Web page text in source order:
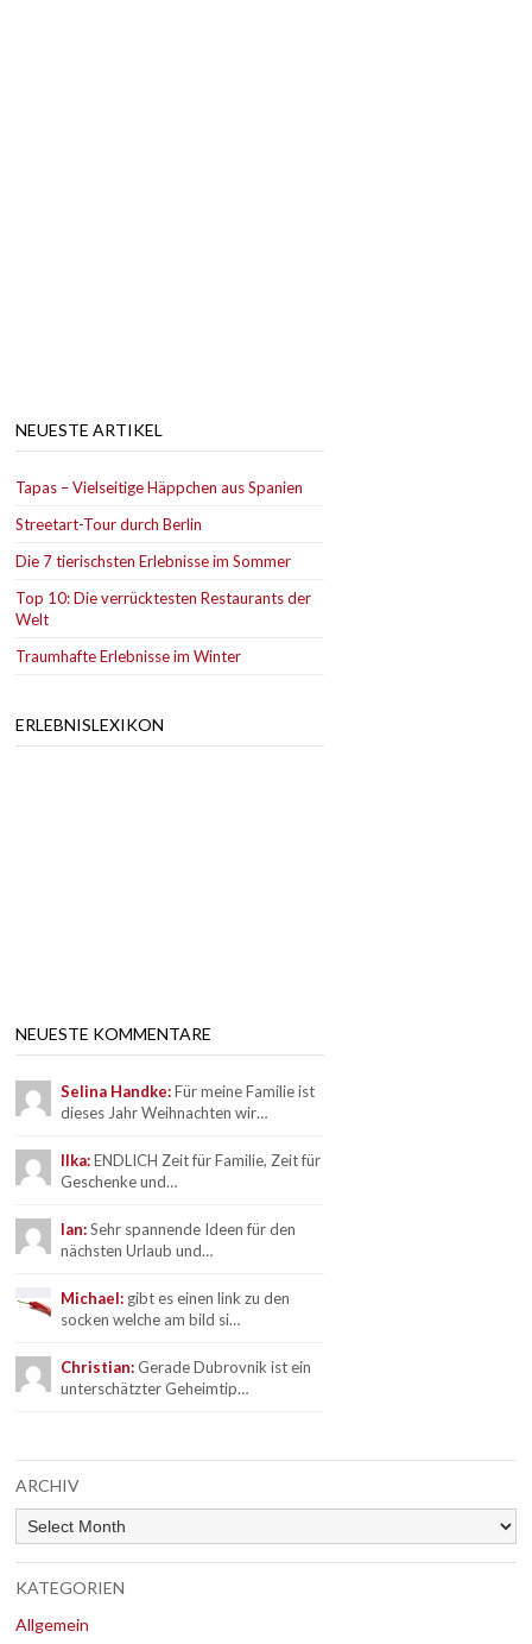
NEUESTE ARTIKEL
Tapas – Vielseitige Häppchen aus Spanien
Streetart-Tour durch Berlin
Die 7 tierischsten Erlebnisse im Sommer
Top 10: Die verrücktesten Restaurants der
Welt
Traumhafte Erlebnisse im Winter
ERLEBNISLEXIKON
NEUESTE KOMMENTARE
Selina Handke:Für meine Familie ist
dieses Jahr Weihnachten wir…
Ilka:ENDLICH Zeit für Familie, Zeit für
Geschenke und…
Ian:Sehr spannende Ideen für den
nächsten Urlaub und…
Michael: gibt es einen link zu den
socken welche am bild si…
Christian:Gerade Dubrovnik ist ein
unterschätzter Geheimtip…
ARCHIV
Archiv
KATEGORIEN
Allgemein